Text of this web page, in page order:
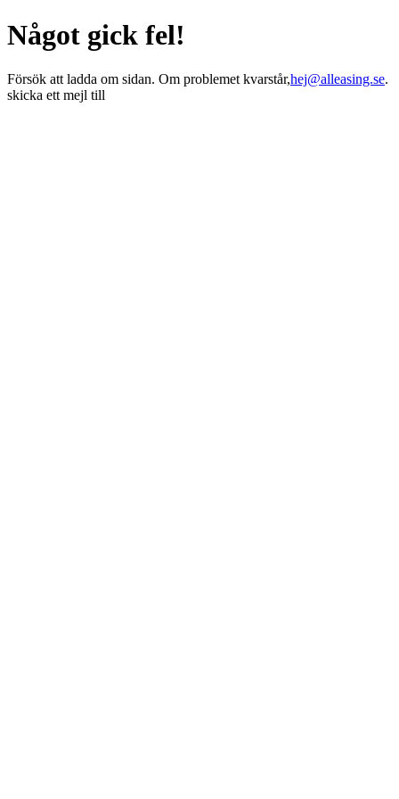
Något gick fel!
Försök att ladda om sidan. Om problemet kvarstår,hej@alleasing.se.
skicka ett mejl till